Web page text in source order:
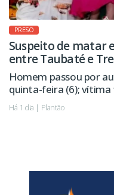
PRESO
Suspeito de matar
entre Taubaté e
Homem passou por
quinta-feira (6);
sinais de violência.
Há 1 dia | Plantão